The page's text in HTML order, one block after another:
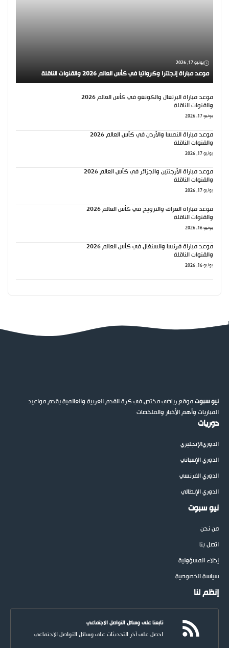
يونيو 17, 2026
موعد مباراة إنجلترا وكرواتيا في كأس العالم 2026 والقنوات الناقلة
موعد مباراة البرتغال والكونغو في كأس العالم 2026
والقنوات الناقلة
يونيو 17, 2026
موعد مباراة النمسا والأردن في كأس العالم 2026
والقنوات الناقلة
يونيو 17, 2026
موعد مباراة الأرجنتين والجزائر في كأس العالم 2026
والقنوات الناقلة
يونيو 17, 2026
موعد مباراة العراق والنرويج في كأس العالم 2026
والقنوات الناقلة
يونيو 16, 2026
موعد مباراة فرنسا والسنغال في كأس العالم 2026
والقنوات الناقلة
يونيو 16, 2026
نيو سبوتموقع رياضي مختص في كرة القدم العربية والعالمية يقدم مواعيد
المباريات وأهم الأخبار والملخصات
دوريات
الدوريالإنجليزي
الدوري الإسباني
الدوري الفرنسي
الدوري الإيطالي
نيو سبوت
من نحن
اتصل بنا
إخلاء المسؤولية
سياسة الخصوصية
إنظم لنا
تابعنا على وسائل التواصل الاجتماعي
احصل على آخر التحديثات على وسائل التواصل الاجتماعي